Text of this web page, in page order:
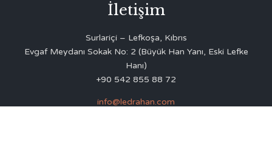
İletişim
Surlariçi – Lefkoşa, Kıbrıs
Evgaf Meydanı Sokak No: 2 (Büyük Han Yanı, Eski Lefke
Hanı)
+90 542 855 88 72
info@ledrahan.com